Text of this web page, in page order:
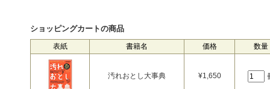
ショッピングカートの商品
表紙 書籍名 価格 数量
汚れおとし大事典 ¥1,650